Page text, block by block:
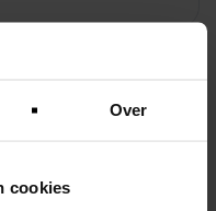
Over
cookies